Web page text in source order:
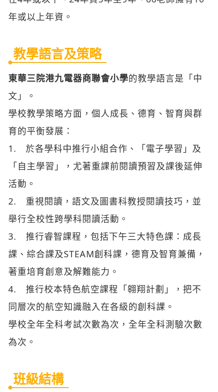
年或以上年資。
教學語言及策略
東華三院港九電器商聯會小學的教學語言是「中
文」。
學校教學策略方面，個人成長、德育、智育與群
育的平衡發展：
1. 於各學科中推行小組合作、「電子學習」及
「自主學習」，尤著重課前閱讀預習及課後延伸
活動。
2. 重視閱讀，語文及圖書科教授閱讀技巧，並
舉行全校性跨學科閱讀活動。
3. 推行睿智課程，包括下午三大特色課：成長
課、綜合課及STEAM創科課，德育及智育兼備，
著重培育創意及解難能力。
4. 推行校本特色航空課程「翱翔計劃」，把不
同層次的航空知識融入在各級的創科課。
學校全年全科考試次數為次，全年全科測驗次數
為次。
班級結構